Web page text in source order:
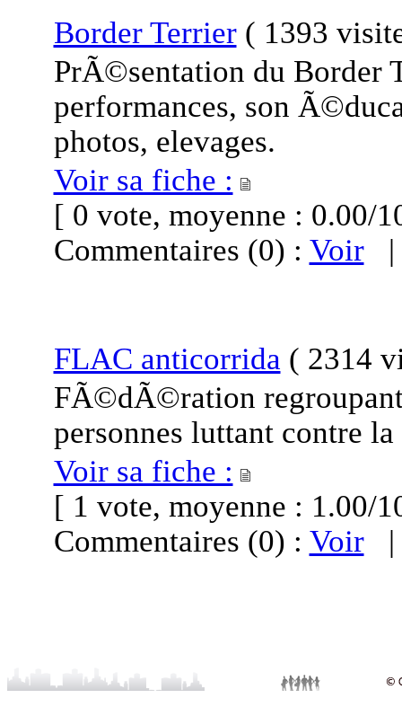
Border Terrier( 1393
PrÃ©sentation du Border
performances, son
photos, elevages.
Voir sa fiche :
[ 0 vote, moyenne :
Commentaires (0) : Voir
FLAC anticorrida ( 2314
FÃ©dÃ©ration regroupant
personnes luttant contre
Voir sa fiche :
[ 1 vote, moyenne :
Commentaires (0) : Voir